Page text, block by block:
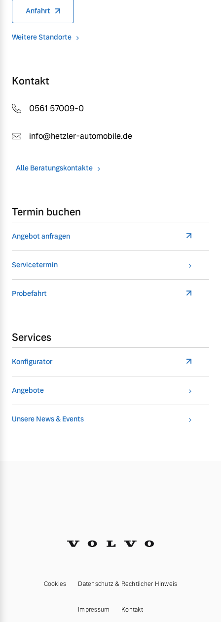
Anfahrt
Weitere Standorte
Kontakt
0561 57009-0
info@hetzler-automobile.de
Alle Beratungskontakte
Termin buchen
Angebot anfragen
Servicetermin
Probefahrt
Services
Konfigurator
Angebote
Unsere News & Events
Cookies Datenschutz & Rechtlicher Hinweis
Impressum Kontakt